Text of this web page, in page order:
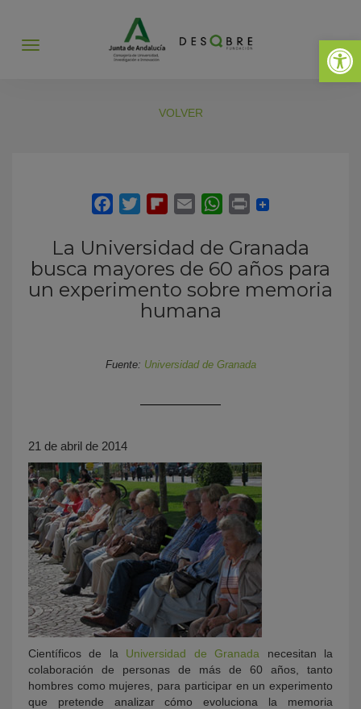
Abrir
Abrir
VOLVER
La Universidad de Granada
busca mayores de 60 años para
un experimento sobre memoria
humana
Fuente: Universidad de Granada
21 de abril de 2014
Científicos de la Universidad de Granada necesitan la
colaboración de personas de más de 60 años, tanto
hombres como mujeres, para participar en un experimento
que pretende analizar cómo evoluciona la memoria